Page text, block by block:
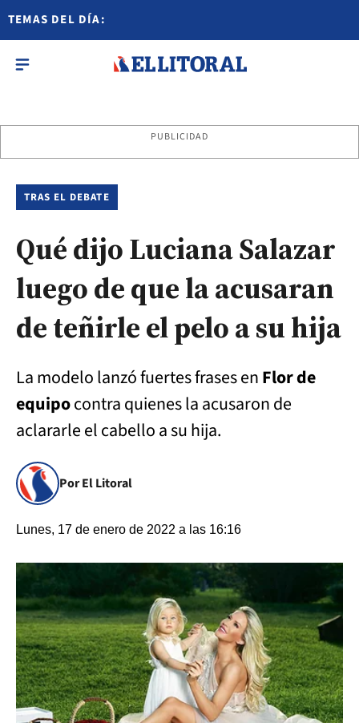
TEMAS DEL DÍA:
PUBLICIDAD
TRAS EL DEBATE
Qué dijo Luciana Salazar
luego de que la acusaran
de teñirle el pelo a su hija
La modelo lanzó fuertes frases enFlor de
equipocontra quienes la acusaron de
aclararle el cabello a su hija.
Por El Litoral
Lunes, 17 de enero de 2022 a las 16:16